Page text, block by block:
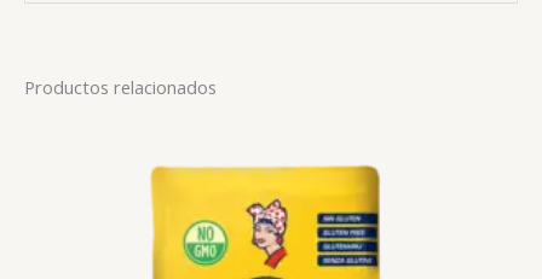
Productos relacionados